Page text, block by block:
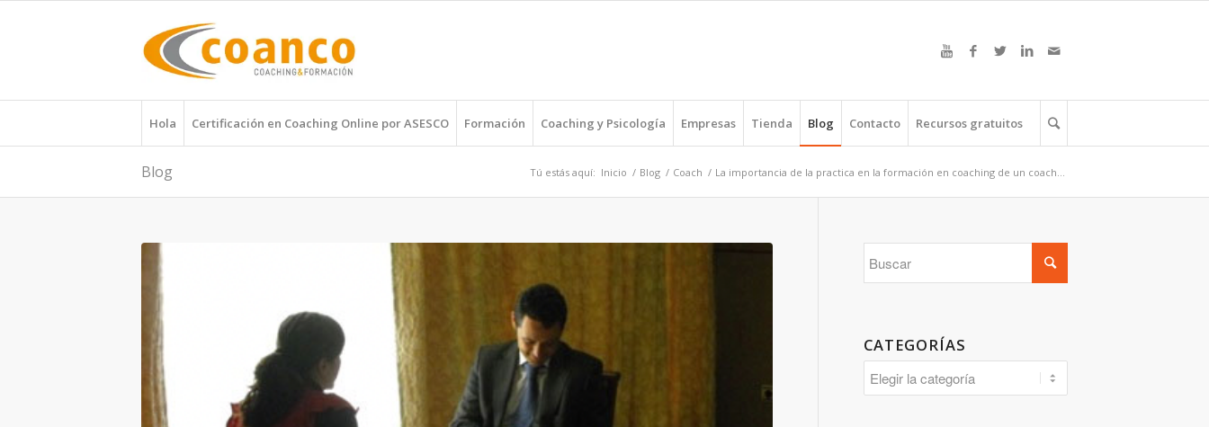
Hola Certificación en Coaching Online por ASESCO Formación Coaching y Psicología Empresas Tienda Blog Contacto Recursos gratuitos
Blog Tú estás aquí: Inicio / Blog / Coach / La importancia de la practica en la formación en coaching de un coach...
CATEGORÍAS